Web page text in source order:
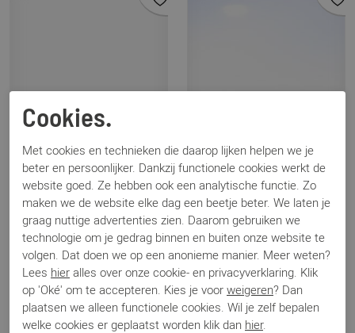
Nalini
19I020 blauw
€ 199,95
Nalini
19I020 brons
€ 199,95
Cookies.
Met cookies en technieken die daarop lijken helpen we je
beter en persoonlijker. Dankzij functionele cookies werkt de
website goed. Ze hebben ook een analytische functie. Zo
maken we de website elke dag een beetje beter. We laten je
graag nuttige advertenties zien. Daarom gebruiken we
technologie om je gedrag binnen en buiten onze website te
volgen. Dat doen we op een anonieme manier. Meer weten?
Lees hier alles over onze cookie- en privacyverklaring. Klik
op 'Oké' om te accepteren. Kies je voor weigeren? Dan
plaatsen we alleen functionele cookies. Wil je zelf bepalen
welke cookies er geplaatst worden klik dan hier.